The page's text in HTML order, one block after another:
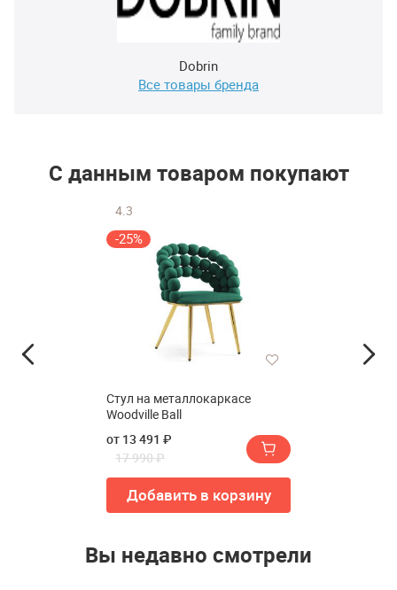
Dobrin
Все товары бренда
С данным товаром покупают
4.3
-25%
Стул на металлокаркасе
Woodville Ball
от 13 491 ₽
17 990 ₽
Добавить в корзину
Вы недавно смотрели